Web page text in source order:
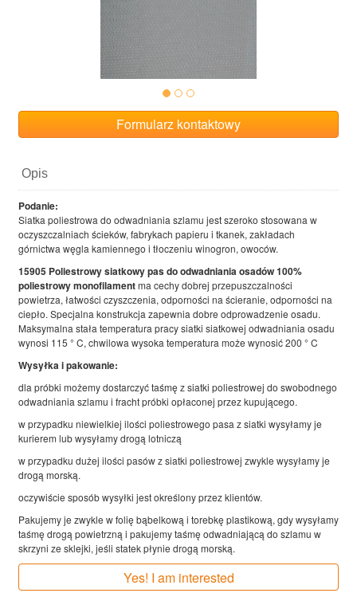
Formularz kontaktowy
Opis
Podanie:
Siatka poliestrowa do odwadniania szlamu jest szeroko stosowana w
oczyszczalniach ścieków, fabrykach papieru i tkanek, zakładach
górnictwa węgla kamiennego i tłoczeniu winogron, owoców.
15905 Poliestrowy siatkowy pas do odwadniania osadów 100%
poliestrowy monofilamentma cechy dobrej przepuszczalności
powietrza, łatwości czyszczenia, odporności na ścieranie, odporności na
ciepło. Specjalna konstrukcja zapewnia dobre odprowadzenie osadu.
Maksymalna stała temperatura pracy siatki siatkowej odwadniania osadu
wynosi 115 ° C, chwilowa wysoka temperatura może wynosić 200 ° C
Wysyłka i pakowanie:
dla próbki możemy dostarczyć taśmę z siatki poliestrowej do swobodnego
odwadniania szlamu i fracht próbki opłaconej przez kupującego.
w przypadku niewielkiej ilości poliestrowego pasa z siatki wysyłamy je
kurierem lub wysyłamy drogą lotniczą
w przypadku dużej ilości pasów z siatki poliestrowej zwykle wysyłamy je
drogą morską.
oczywiście sposób wysyłki jest określony przez klientów.
Pakujemy je zwykle w folię bąbelkową i torebkę plastikową, gdy wysyłamy
taśmę drogą powietrzną i pakujemy taśmę odwadniającą do szlamu w
skrzyni ze sklejki, jeśli statek płynie drogą morską.
Yes! I am interested